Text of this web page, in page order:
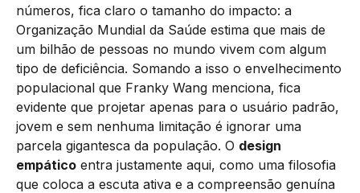
números, fica claro o tamanho do impacto: a
Organização Mundial da Saúde estima que mais de
um bilhão de pessoas no mundo vivem com algum
tipo de deficiência. Somando a isso o envelhecimento
populacional que Franky Wang menciona, fica
evidente que projetar apenas para o usuário padrão,
jovem e sem nenhuma limitação é ignorar uma
parcela gigantesca da população. O design
empático entra justamente aqui, como uma filosofia
que coloca a escuta ativa e a compreensão genuína